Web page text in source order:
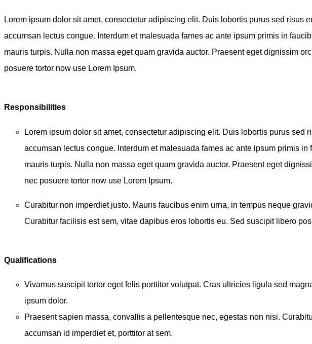
Lorem ipsum dolor sit amet, consectetur adipiscing elit. Duis lobortis purus sed risus
accumsan lectus congue. Interdum et malesuada fames ac ante ipsum primis in
mauris turpis. Nulla non massa eget quam gravida auctor. Praesent eget dignissim
posuere tortor now use Lorem Ipsum.
Responsibilities
Lorem ipsum dolor sit amet, consectetur adipiscing elit. Duis lobortis purus sed
accumsan lectus congue. Interdum et malesuada fames ac ante ipsum primis in
mauris turpis. Nulla non massa eget quam gravida auctor. Praesent eget
nec posuere tortor now use Lorem Ipsum.
Curabitur non imperdiet justo. Mauris faucibus enim urna, in tempus neque
Curabitur facilisis est sem, vitae dapibus eros lobortis eu. Sed suscipit libero
Qualifications
Vivamus suscipit tortor eget felis porttitor volutpat. Cras ultricies ligula sed
ipsum dolor.
Praesent sapien massa, convallis a pellentesque nec, egestas non nisi.
accumsan id imperdiet et, porttitor at sem.